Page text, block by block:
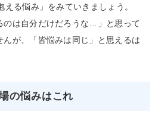
る悩み」をみていきましょう。
のは自分だけだろうな…」と思って
が、「皆悩みは同じ」と思えるは
の悩みはこれ